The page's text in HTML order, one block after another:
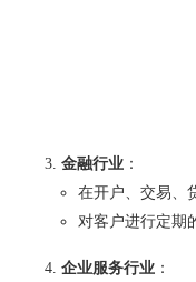
金融行业 ：
在开户、交易、
对客户进行定期
企业服务行业 ：